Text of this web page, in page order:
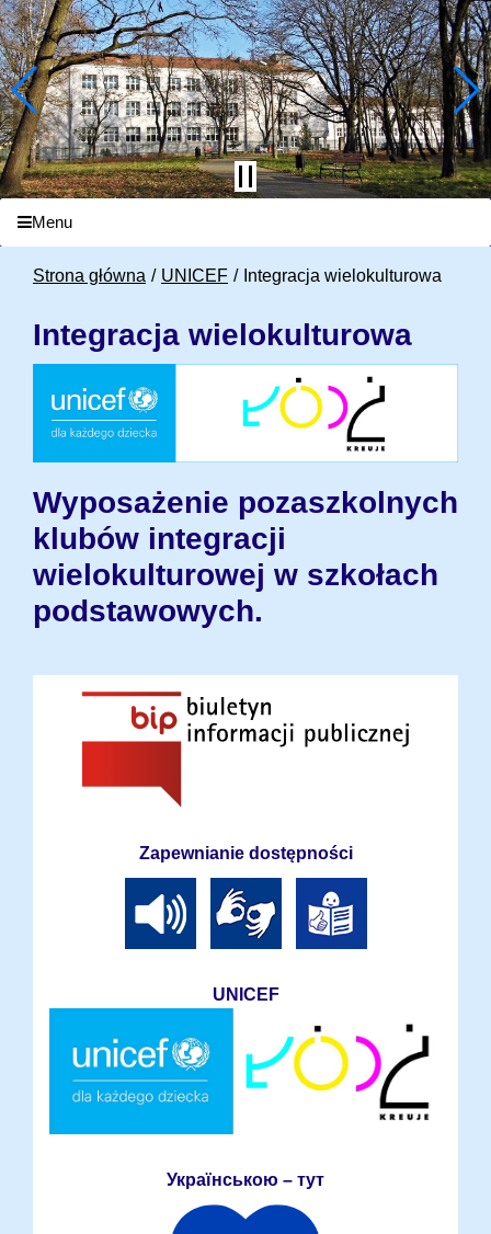
Menu
Strona główna UNICEF Integracja wielokulturowa
Integracja wielokulturowa
Wyposażenie pozaszkolnych
klubów integracji
wielokulturowej w szkołach
podstawowych.
Zapewnianie dostępności
UNICEF
Українською – тут